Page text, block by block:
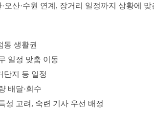
오산·수원 연계, 장거리 일정까지 상황에
동 생활권
일정 맞춤 이동
단지 등 일정
배달·회수
성 고려, 숙련 기사 우선 배정